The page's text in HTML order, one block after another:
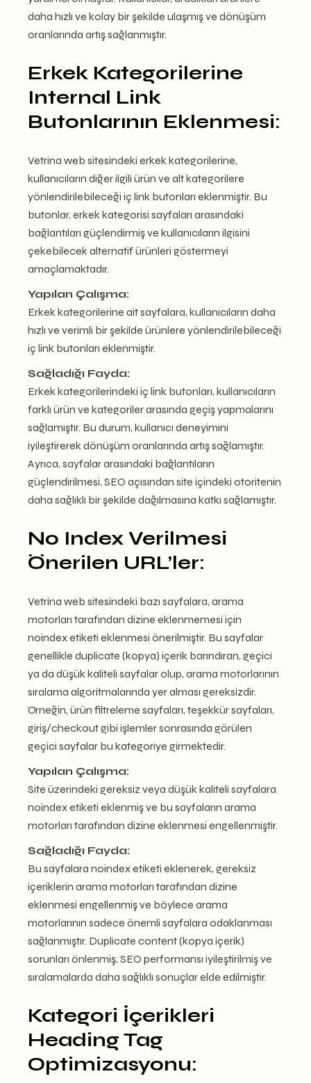
daha hızlı ve kolay bir şekilde ulaşmış ve dönüşüm
oranlarında artış sağlanmıştır.
Erkek Kategorilerine
Internal Link
Butonlarının Eklenmesi:
Vetrina web sitesindeki erkek kategorilerine,
kullanıcıların diğer ilgili ürün ve alt kategorilere
yönlendirilebileceği iç link butonları eklenmiştir. Bu
butonlar, erkek kategorisi sayfaları arasındaki
bağlantıları güçlendirmiş ve kullanıcıların ilgisini
çekebilecek alternatif ürünleri göstermeyi
amaçlamaktadır.
Yapılan Çalışma:
Erkek kategorilerine ait sayfalara, kullanıcıların daha
hızlı ve verimli bir şekilde ürünlere yönlendirilebileceği
iç link butonları eklenmiştir.
Sağladığı Fayda:
Erkek kategorilerindeki iç link butonları, kullanıcıların
farklı ürün ve kategoriler arasında geçiş yapmalarını
sağlamıştır. Bu durum, kullanıcı deneyimini
iyileştirerek dönüşüm oranlarında artış sağlamıştır.
Ayrıca, sayfalar arasındaki bağlantıların
güçlendirilmesi, SEO açısından site içindeki otoritenin
daha sağlıklı bir şekilde dağılmasına katkı sağlamıştır.
No Index Verilmesi
Önerilen URL’ler:
Vetrina web sitesindeki bazı sayfalara, arama
motorları tarafından dizine eklenmemesi için
noindex etiketi eklenmesi önerilmiştir. Bu sayfalar
genellikle duplicate (kopya) içerik barındıran, geçici
ya da düşük kaliteli sayfalar olup, arama motorlarının
sıralama algoritmalarında yer alması gereksizdir.
Örneğin, ürün filtreleme sayfaları, teşekkür sayfaları,
giriş/checkout gibi işlemler sonrasında görülen
geçici sayfalar bu kategoriye girmektedir.
Yapılan Çalışma:
Site üzerindeki gereksiz veya düşük kaliteli sayfalara
noindex etiketi eklenmiş ve bu sayfaların arama
motorları tarafından dizine eklenmesi engellenmiştir.
Sağladığı Fayda:
Bu sayfalara noindex etiketi eklenerek, gereksiz
içeriklerin arama motorları tarafından dizine
eklenmesi engellenmiş ve böylece arama
motorlarının sadece önemli sayfalara odaklanması
sağlanmıştır. Duplicate content (kopya içerik)
sorunları önlenmiş, SEO performansı iyileştirilmiş ve
sıralamalarda daha sağlıklı sonuçlar elde edilmiştir.
Kategori İçerikleri
Heading Tag
Optimizasyonu: